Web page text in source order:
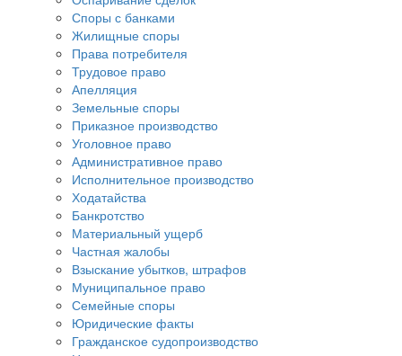
Споры с банками
Жилищные споры
Права потребителя
Трудовое право
Апелляция
Земельные споры
Приказное производство
Уголовное право
Административное право
Исполнительное производство
Ходатайства
Банкротство
Материальный ущерб
Частная жалобы
Взыскание убытков, штрафов
Муниципальное право
Семейные споры
Юридические факты
Гражданское судопроизводство